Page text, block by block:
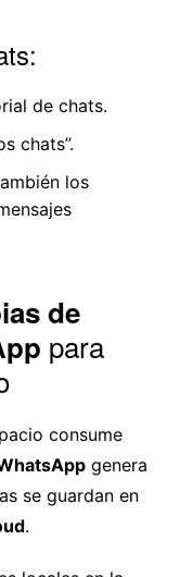
de chats.
chats”.
los
de
para
consume
genera
se guardan en
.